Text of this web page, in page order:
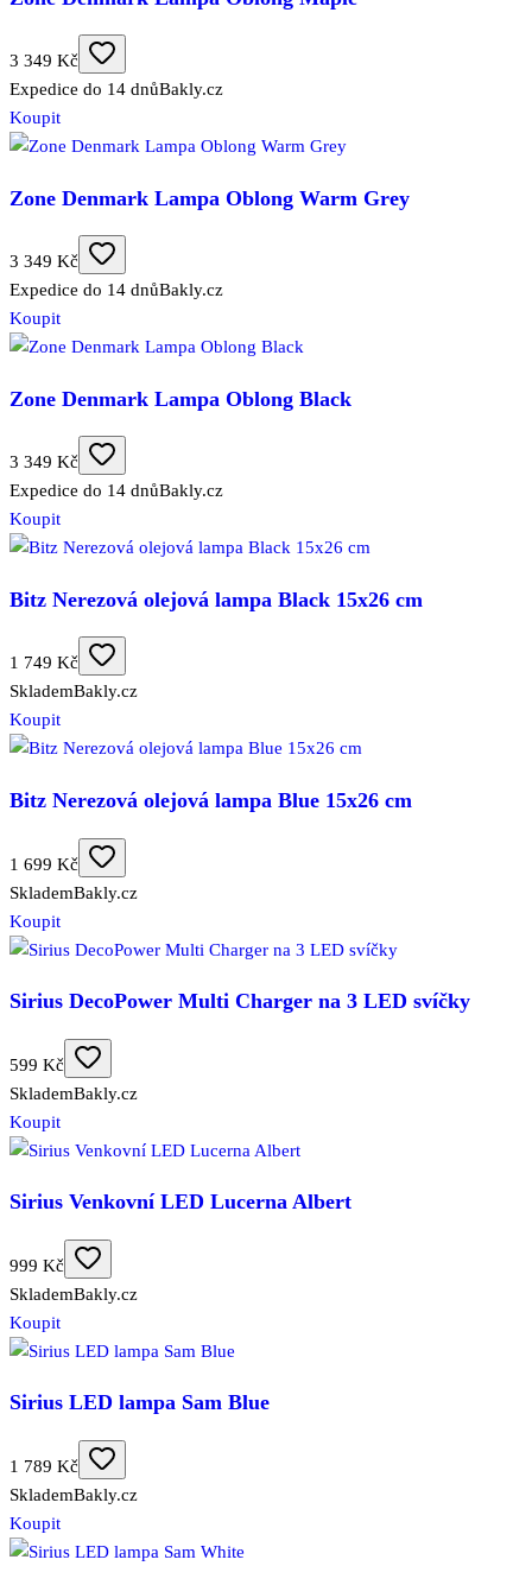
3 349 Kč
Expedice do 14 dnůBakly.cz
Koupit
Zone Denmark Lampa Oblong Warm Grey
3 349 Kč
Expedice do 14 dnůBakly.cz
Koupit
Zone Denmark Lampa Oblong Black
3 349 Kč
Expedice do 14 dnůBakly.cz
Koupit
Bitz Nerezová olejová lampa Black 15x26 cm
1 749 Kč
SklademBakly.cz
Koupit
Bitz Nerezová olejová lampa Blue 15x26 cm
1 699 Kč
SklademBakly.cz
Koupit
Sirius DecoPower Multi Charger na 3 LED svíčky
599 Kč
SklademBakly.cz
Koupit
Sirius Venkovní LED Lucerna Albert
999 Kč
SklademBakly.cz
Koupit
Sirius LED lampa Sam Blue
1 789 Kč
SklademBakly.cz
Koupit